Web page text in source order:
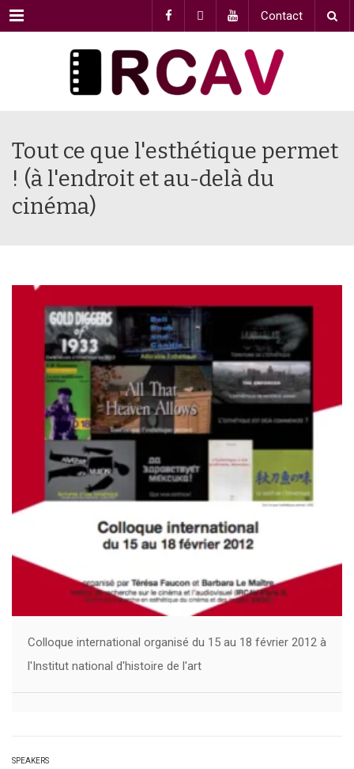
Menu Contact
Tout ce que l'esthétique permet
! (à l'endroit et au-delà du
cinéma)
Colloque international organisé du 15 au 18 février 2012 à
l'Institut national d'histoire de l'art
SPEAKERS